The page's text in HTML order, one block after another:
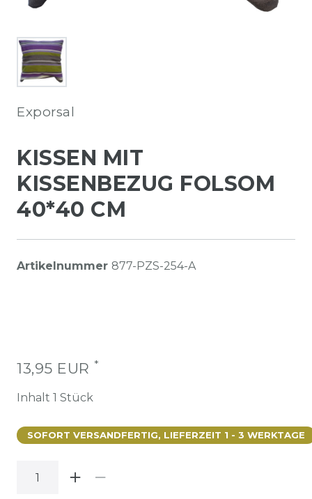
Exporsal
KISSEN MIT
KISSENBEZUG FOLSOM
40*40 CM
Artikelnummer 877-PZS-254-A
13,95 EUR *
Inhalt 1 Stück
SOFORT VERSANDFERTIG, LIEFERZEIT 1 - 3 WERKTAGE